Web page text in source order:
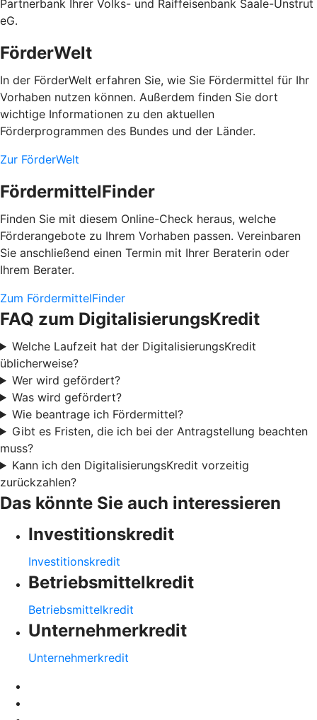
Partnerbank Ihrer Volks- und Raiffeisenbank Saale-Unstrut
eG.
FörderWelt
In der FörderWelt erfahren Sie, wie Sie Fördermittel für Ihr
Vorhaben nutzen können. Außerdem finden Sie dort
wichtige Informationen zu den aktuellen
Förderprogrammen des Bundes und der Länder.
Zur FörderWelt
FördermittelFinder
Finden Sie mit diesem Online-Check heraus, welche
Förderangebote zu Ihrem Vorhaben passen. Vereinbaren
Sie anschließend einen Termin mit Ihrer Beraterin oder
Ihrem Berater.
Zum FördermittelFinder
FAQ zum DigitalisierungsKredit
Welche Laufzeit hat der DigitalisierungsKredit
üblicherweise?
Wer wird gefördert?
Was wird gefördert?
Wie beantrage ich Fördermittel?
Gibt es Fristen, die ich bei der Antragstellung beachten
muss?
Kann ich den DigitalisierungsKredit vorzeitig
zurückzahlen?
Das könnte Sie auch interessieren
Investitionskredit
Investitionskredit
Betriebsmittelkredit
Betriebsmittelkredit
Unternehmerkredit
Unternehmerkredit